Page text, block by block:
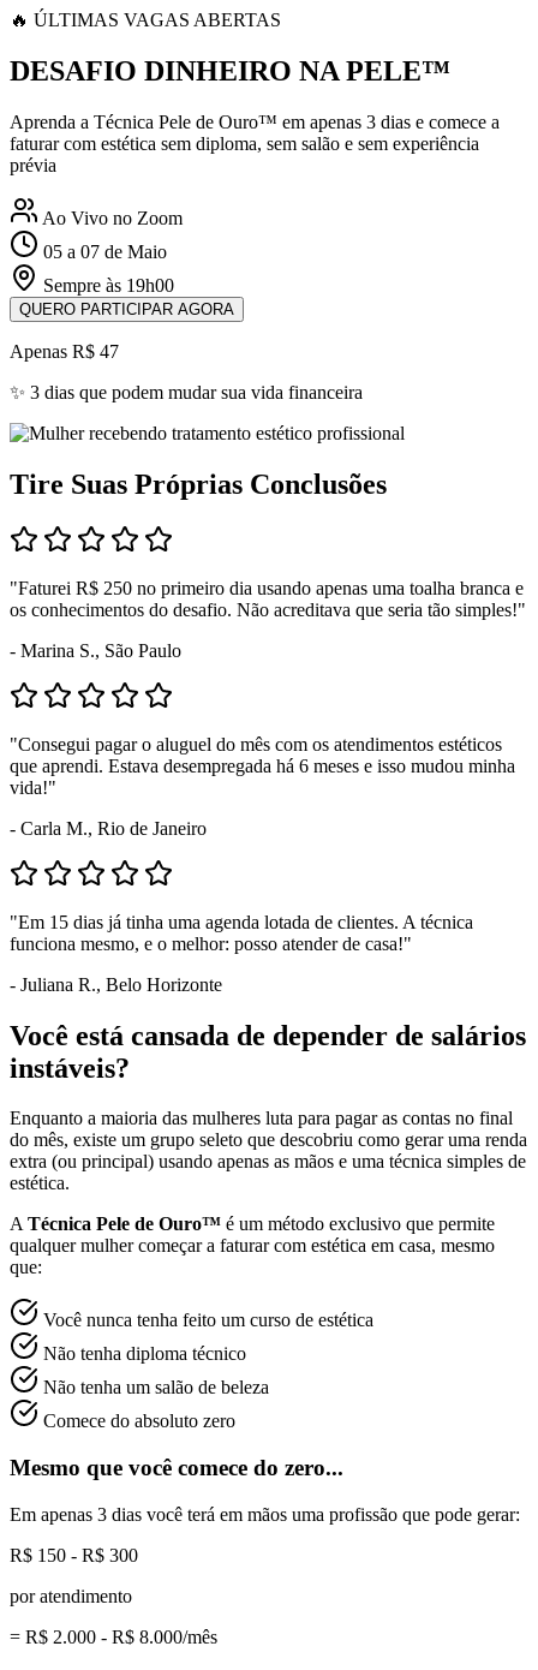
🔥 ÚLTIMAS VAGAS ABERTAS
DESAFIO DINHEIRO NA PELE™
Aprenda a Técnica Pele de Ouro™ em apenas 3 dias e comece a
faturar com estética sem diploma, sem salão e sem experiência
prévia
Ao Vivo no Zoom
05 a 07 de Maio
Sempre às 19h00
QUERO PARTICIPAR AGORA
Apenas R$ 47
✨ 3 dias que podem mudar sua vida financeira
Tire Suas Próprias Conclusões
"Faturei R$ 250 no primeiro dia usando apenas uma toalha branca e
os conhecimentos do desafio. Não acreditava que seria tão simples!"
- Marina S., São Paulo
"Consegui pagar o aluguel do mês com os atendimentos estéticos
que aprendi. Estava desempregada há 6 meses e isso mudou minha
vida!"
- Carla M., Rio de Janeiro
"Em 15 dias já tinha uma agenda lotada de clientes. A técnica
funciona mesmo, e o melhor: posso atender de casa!"
- Juliana R., Belo Horizonte
Você está cansada de depender de salários
instáveis?
Enquanto a maioria das mulheres luta para pagar as contas no final
do mês, existe um grupo seleto que descobriu como gerar uma renda
extra (ou principal) usando apenas as mãos e uma técnica simples de
estética.
ATécnica Pele de Ouro™ é um método exclusivo que permite
qualquer mulher começar a faturar com estética em casa, mesmo
que:
Você nunca tenha feito um curso de estética
Não tenha diploma técnico
Não tenha um salão de beleza
Comece do absoluto zero
Mesmo que você comece do zero...
Em apenas 3 dias você terá em mãos uma profissão que pode gerar:
R$ 150 - R$ 300
por atendimento
= R$ 2.000 - R$ 8.000/mês